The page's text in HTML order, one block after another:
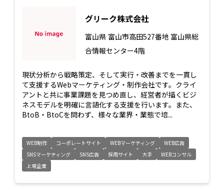
グリーク株式会社
富山県 富山市高田527番地 富山県総
合情報センター4階
現状分析から戦略策定、そして実行・改善までを一貫し
て支援するWebマーケティング・制作会社です。クライ
アントと共に事業課題を見つめ直し、経営者が描くビジ
ネスモデルを明確に言語化する支援を行います。また、
BtoB・BtoCを問わず、様々な業界・業態で培...
WEB制作 コーポレートサイト WEBマーケティング
WEB広告
SNSマーケティング
SNS広告 採用サイト 大手
WEBコンサル
上場企業